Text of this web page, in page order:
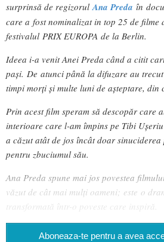
surprinsă de regizorulAna Preda în
care a fost nominalizat in top 25 de filme
festivalul PRIX EUROPA de la Berlin.
Ideea i-a venit Anei Preda când a citit
pași. De atunci până la difuzare au
timpi morți și multe luni de așteptare, din
Prin acest film speram să descopăr care
interioare care l-am împins pe Tibi
a căzut atât de jos încât doar
pentru zbuciumul său.
Ana Preda spune mai jos povestea
văzut de cât mai mulți oameni; este o
transformată într-o poveste care inspiră.
Aboneaza-te pentru a avea